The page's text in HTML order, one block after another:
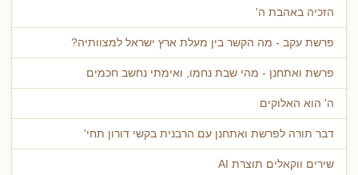
הזכיה באהבת ה'
פרשת עקב - מה הקשר בין מעלת ארץ ישראל למצוותיה?
פרשת ואתחנן - מהי שבת נחמו, ואימתי נחשב חכמים
ה' הוא האלוקים
דבר תורה לפרשת ואתחנן עם הרבנית בקשי דורון תחי'
שירים ווקאלים תוצרת AI